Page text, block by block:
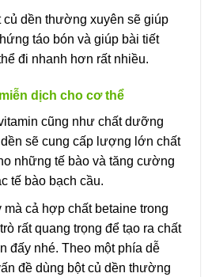
dền thường xuyên sẽ giúp
táo bón và giúp bài tiết
đi nhanh hơn rất nhiều.
dịch cho cơ thể
cũng như chất dưỡng
sẽ cung cấp lượng lớn chất
những tế bào và tăng cường
tế bào bạch cầu.
mà cả hợp chất betaine trong
rất quang trọng để tạo ra chất
đấy nhé. Theo một phía dễ
đề dùng bột củ dền thường